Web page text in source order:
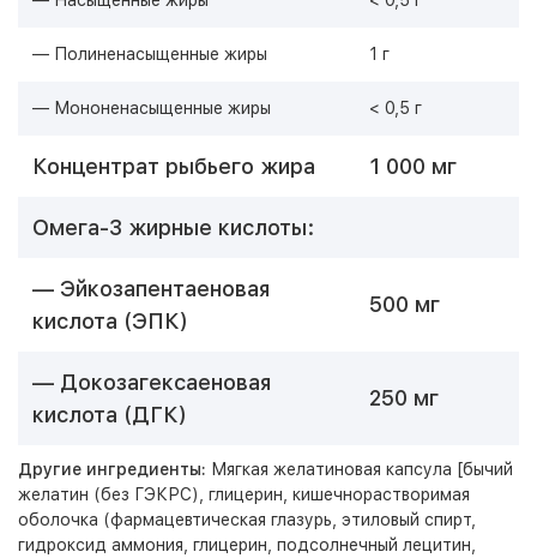
— Полиненасыщенные жиры 1 г
— Мононенасыщенные жиры < 0,5 г
Концентрат рыбьего жира 1 000 мг
Омега-3 жирные кислоты:
— Эйкозапентаеновая
кислота (ЭПК)
500 мг
— Докозагексаеновая
кислота (ДГК)
250 мг
Другие ингредиенты: Мягкая желатиновая капсула [бычий
желатин (без ГЭКРС), глицерин, кишечнорастворимая
оболочка (фармацевтическая глазурь, этиловый спирт,
гидроксид аммония, глицерин, подсолнечный лецитин,